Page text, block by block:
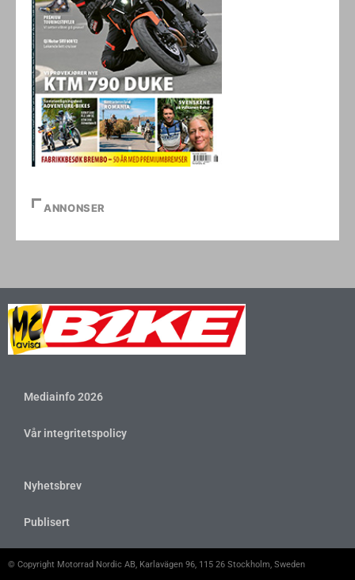
ANNONSER
Mediainfo 2026
Vår integritetspolicy
Nyhetsbrev
Publisert
© Copyright Motorrad Nordic AB, Karlavägen 96, 115 26 Stockholm, Sweden